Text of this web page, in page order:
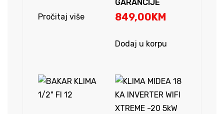
Pročitaj više
GARANCIJE
849,00KM
Dodaj u korpu